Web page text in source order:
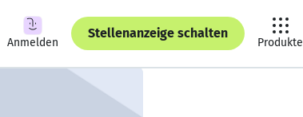
Anmelden
Stellenanzeige schalten
Produkte